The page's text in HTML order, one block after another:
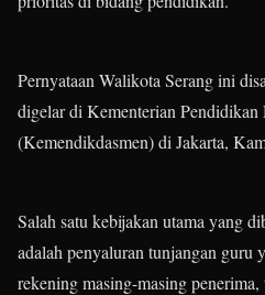
Pernyataan Walikota Serang ini
digelar di Kementerian Pendidikan
(Kemendikdasmen) di Jakarta,
Salah satu kebijakan utama yang
adalah penyaluran tunjangan
rekening masing-masing